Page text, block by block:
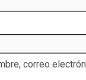
correo